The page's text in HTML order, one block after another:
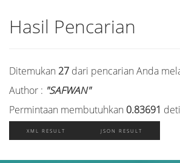
Hasil Pencarian
Ditemukan 27 dari pencarian Anda
Author : "SAFWAN"
Permintaan membutuhkan 0.83691
XML RESULT JSON RESULT